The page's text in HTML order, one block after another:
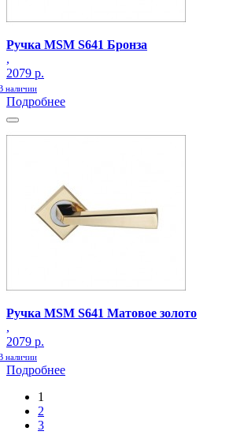
Ручка MSM S641 Бронза
,
2079 р.
наличии
Подробнее
Ручка MSM S641 Матовое золото
,
2079 р.
наличии
Подробнее
1
2
3